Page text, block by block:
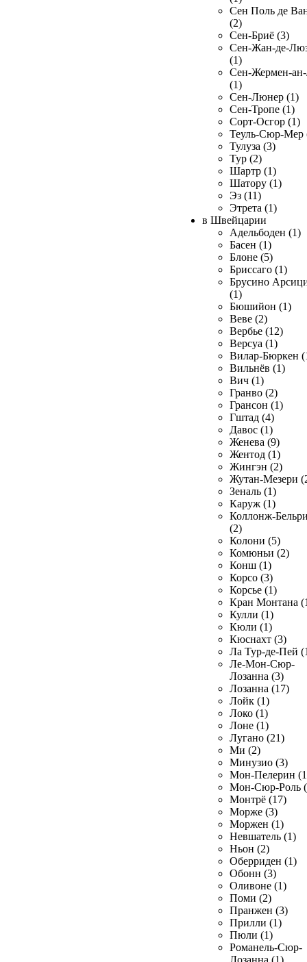
Сен Поль де
(2)
Сен-Бриё (3)
Сен-Жан-де-
(1)
Сен-Жермен-
(1)
Сен-Люнер (1)
Сен-Тропе (1)
Сорт-Осгор (1)
Теуль-Сюр-Мер
Тулуза (3)
Тур (2)
Шартр (1)
Шатору (1)
Эз (11)
Этрета (1)
в Швейцарии
Адельбоден (1)
Басен (1)
Блоне (5)
Бриссаго (1)
Брусино
(1)
Бюшийон (1)
Веве (2)
Вербье (12)
Версуа (1)
Вилар-Бюркен
Вильнёв (1)
Вич (1)
Гранво (2)
Грансон (1)
Гштад (4)
Давос (1)
Женева (9)
Жентод (1)
Жингэн (2)
Жутан-Мезери
Зеналь (1)
Каруж (1)
Коллонж-
(2)
Колони (5)
Комюньи (2)
Конш (1)
Корсо (3)
Корсье (1)
Кран Монтана
Кулли (1)
Кюли (1)
Кюснахт (3)
Ла Тур-де-Пей
Ле-Мон-Сюр-
Лозанна (3)
Лозанна (17)
Лойк (1)
Локо (1)
Лоне (1)
Лугано (21)
Ми (2)
Минузио (3)
Мон-Пелерин
Мон-Сюр-Роль
Монтрё (17)
Морже (3)
Моржен (1)
Невшатель (1)
Ньон (2)
Оберриден (1)
Обонн (3)
Оливоне (1)
Поми (2)
Пранжен (3)
Прилли (1)
Пюли (1)
Романель-Сюр-
Лозанна (1)